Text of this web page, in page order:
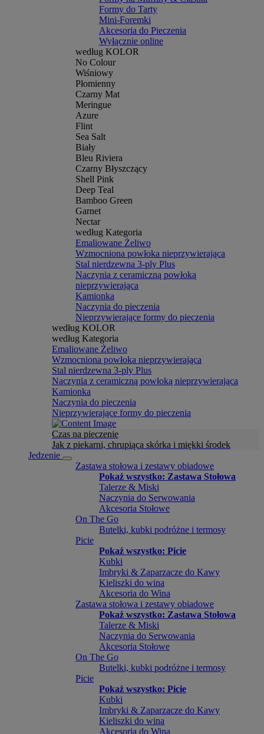
Formy do Tarty
Mini-Foremki
Akcesoria do Pieczenia
Wyłącznie online
według KOLOR
No Colour
Wiśniowy
Płomienny
Czarny Mat
Meringue
Azure
Flint
Sea Salt
Biały
Bleu Riviera
Czarny Błyszczący
Shell Pink
Deep Teal
Bamboo Green
Garnet
Nectar
według Kategoria
Emaliowane Żeliwo
Wzmocniona powłoka nieprzywierająca
Stal nierdzewna 3-ply Plus
Naczynia z ceramiczną powłoką
nieprzywierająca
Kamionka
Naczynia do pieczenia
Nieprzywierające formy do pieczenia
według KOLOR
według Kategoria
Emaliowane Żeliwo
Wzmocniona powłoka nieprzywierająca
Stal nierdzewna 3-ply Plus
Naczynia z ceramiczną powłoką nieprzywierająca
Kamionka
Naczynia do pieczenia
Nieprzywierające formy do pieczenia
Czas na pieczenie
Jak z piekarni, chrupiąca skórka i miękki środek
Jedzenie
Zastawa stołowa i zestawy obiadowe
Pokaż wszystko: Zastawa Stołowa
Talerze & Miski
Naczynia do Serwowania
Akcesoria Stołowe
On The Go
Butelki, kubki podróżne i termosy
Picie
Pokaż wszystko: Picie
Kubki
Imbryki & Zaparzacze do Kawy
Kieliszki do wina
Akcesoria do Wina
Zastawa stołowa i zestawy obiadowe
Pokaż wszystko: Zastawa Stołowa
Talerze & Miski
Naczynia do Serwowania
Akcesoria Stołowe
On The Go
Butelki, kubki podróżne i termosy
Picie
Pokaż wszystko: Picie
Kubki
Imbryki & Zaparzacze do Kawy
Kieliszki do wina
Akcesoria do Wina